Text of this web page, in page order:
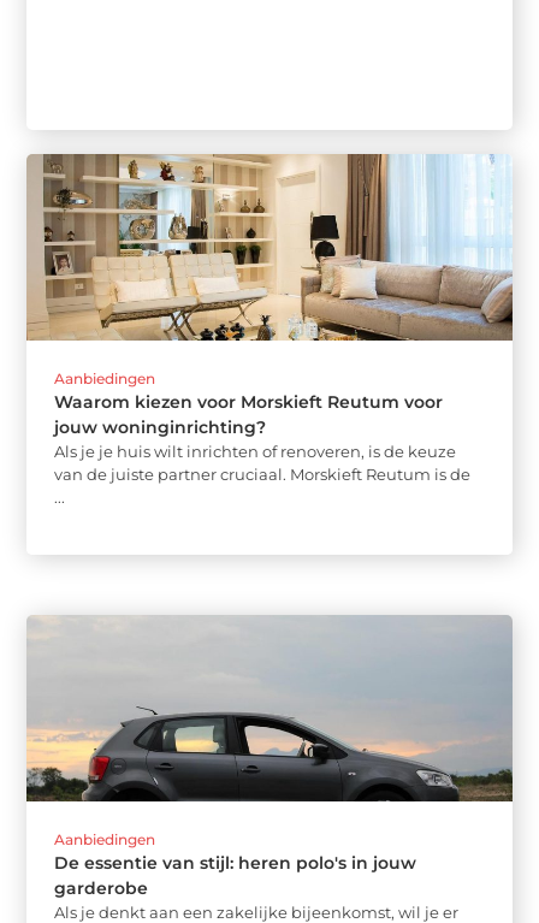
Aanbiedingen
Waarom kiezen voor Morskieft Reutum voor
jouw woninginrichting?
Als je je huis wilt inrichten of renoveren, is de keuze
van de juiste partner cruciaal. Morskieft Reutum is de
...
Aanbiedingen
De essentie van stijl: heren polo's in jouw
garderobe
Als je denkt aan een zakelijke bijeenkomst, wil je er